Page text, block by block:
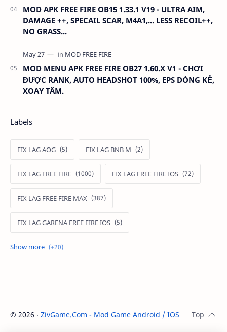
MOD APK FREE FIRE OB15 1.33.1 V19 - ULTRA AIM,
DAMAGE ++, SPECAIL SCAR, M4A1,... LESS RECOIL++,
NO GRASS...
MOD MENU APK FREE FIRE OB27 1.60.X V1 - CHƠI
ĐƯỢC RANK, AUTO HEADSHOT 100%, EPS DÒNG KẺ,
XOAY TÂM.
Labels
FIX LAG AOG FIX LAG BNB M
FIX LAG FREE FIRE FIX LAG FREE FIRE IOS
FIX LAG FREE FIRE MAX
FIX LAG GARENA FREE FIRE IOS
FIX LAG LIÊN QUÂN MOBILE
MOD APK FREE FIRE MOD DATA FREE FIRE
MOD DATA PUBG MOD FREE FIRE
© 2026 ‧ ZivGame.Com - Mod Game Android / IOS . All rights